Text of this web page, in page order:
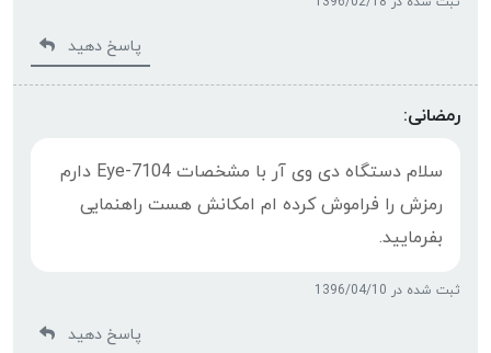
پاسخ دهید
رمضانی:
سلام دستگاه دی وی آر با مشخصات Eye-7104 دارم
رمزش را فراموش کرده ام امکانش هست راهنمایی
بفرمایید.
ثبت شده در 1396/04/10
پاسخ دهید